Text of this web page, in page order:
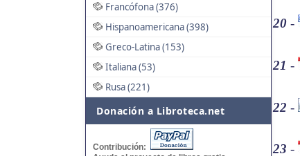
Francófona (376)
Hispanoamericana (398)
Greco-Latina (153)
Italiana (53)
Rusa (221)
Donación a Libroteca.net
Contribución:
20 -
21 -
22 -
23 -